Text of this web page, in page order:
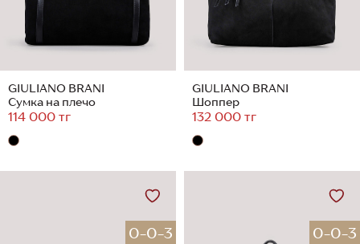
GIULIANO BRANI
Сумка на плечо
114 000 тг
GIULIANO BRANI
Шоппер
132 000 тг
0-0-3 0-0-3